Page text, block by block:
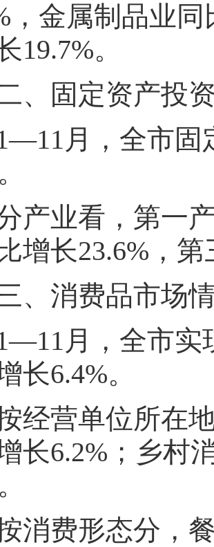
，金属制品业
19.7%。
固定资产投
月，全市固定
业看，第一产
增长23.6%，
消费品市场
月，全市实现
长6.4%。
营单位所在地
长6.2%；乡村
费形态分，餐